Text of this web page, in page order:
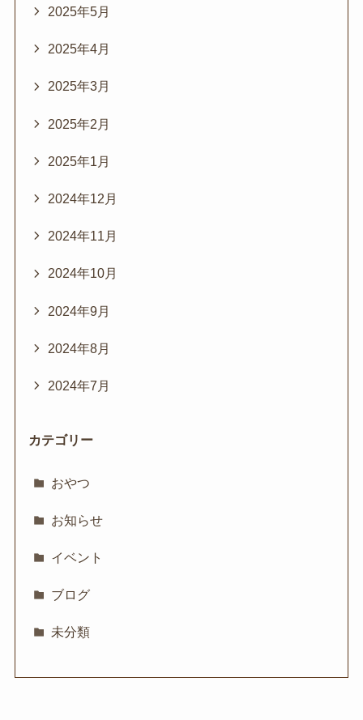
2025年5月
2025年4月
2025年3月
2025年2月
2025年1月
2024年12月
2024年11月
2024年10月
2024年9月
2024年8月
2024年7月
カテゴリー
おやつ
お知らせ
イベント
ブログ
未分類